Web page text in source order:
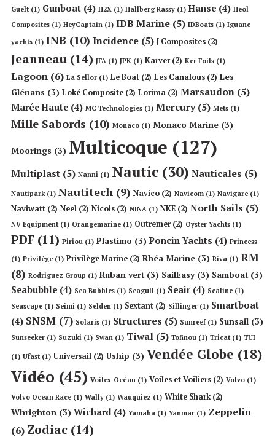
Guelt(1) Gunboat (4) H2X (1) Hallberg Rassy (1) Hanse (4) Heol
Composites (1) HeyCaptain (1) IDB Marine (5) IDBoats (1) Iguane
yachts (1) INB (10) Incidence (5) J Composites (2)
Jeanneau (14) JFA (1) JPK (1) Karver(2) Ker Foils (1)
Lagoon (6) La Sellor (1) Le Boat (2) Les Canalous (2) Les
Glénans (3) Loké Composite (2) Lorima (2) Marsaudon (5)
Marée Haute (4) MC Technologies (1) Mercury(5) Mets (1)
Mille Sabords (10) Monaco (1) Monaco Marine (3)
Moorings (3) Multicoque (127)
Multiplast (5) Nanni (1) Nautic (30) Nauticales (5)
Nautipark(1) Nautitech (9) Navico (2) Navicom (1) Navigare (1)
Naviwatt (2) Neel (2) Nicols (2) NINA (1) NKE (2) North Sails (5)
NV Equipment(1) Orangemarine (1) Outremer(2) Oyster Yachts (1)
PDF (11) Piriou (1) Plastimo (3) Poncin Yachts (4) Princess
(1) Privilège (1) Privilège Marine (2) Rhéa Marine (3) Riva (1) RM
(8) Rodriguez Group (1) Ruban vert (3) SailEasy(3) Samboat (3)
Seabubble (4) Sea Bubbles (1) Seagull (1) Seair(4) Sealine (1)
Seascape (1) Seimi (1) Selden (1) Sextant (2) Sillinger (1) Smartboat
(4) SNSM (7) Solaris (1) Structures (5) Sunreef(1) Sunsail (3)
Sunseeker (1) Suzuki (1) Swan (1) Tiwal (5) Tofinou (1) Tricat(1) TUI
(1) Ufast(1) Universail (2) Uship (3) Vendée Globe (18)
Vidéo (45) Voiles-Océan (1) Voiles et Voiliers (2) Volvo (1)
Volvo Ocean Race (1) Wally (1) Wauquiez (1) White Shark(2)
Whrighton (3) Wichard(4) Yamaha (1) Yanmar (1) Zeppelin
(6) Zodiac (14)